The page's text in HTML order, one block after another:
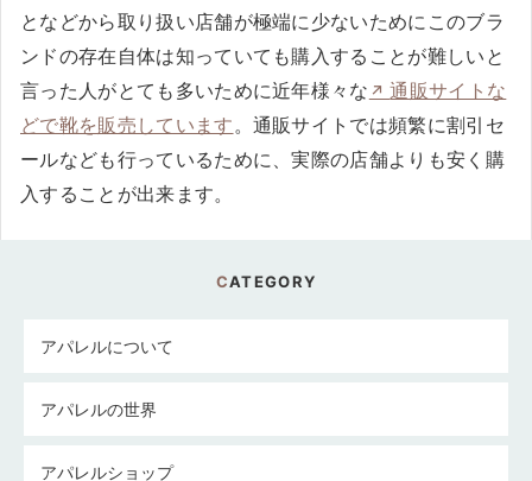
となどから取り扱い店舗が極端に少ないためにこのブラ
ンドの存在自体は知っていても購入することが難しいと
言った人がとても多いために近年様々な
通販サイトな
どで靴を販売しています。通販サイトでは頻繁に割引セ
ールなども行っているために、実際の店舗よりも安く購
入することが出来ます。
CATEGORY
アパレルについて
アパレルの世界
アパレルショップ